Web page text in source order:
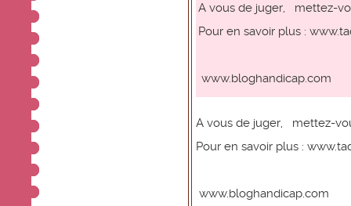
A vous de juger, mettez-
Pour en savoir plus :
www.bloghandicap.com
A vous de juger, mettez-
Pour en savoir plus :
www.bloghandicap.com